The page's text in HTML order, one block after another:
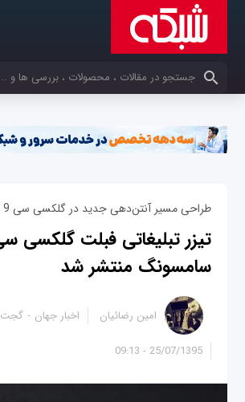
کلمات کلیدی خود را وارد کنید
طراحی مسیر آنتن‌دهی جدید در گلکسی سی 9
سامسونگ منتشر شد
25/07/1395 - 09:13
امین رضائیان اخبار جهان گجت